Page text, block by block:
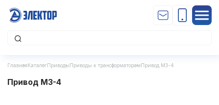
ГлавнаяКаталогПриводыПриводы к трансформаторамПривод МЗ-4
Привод МЗ-4